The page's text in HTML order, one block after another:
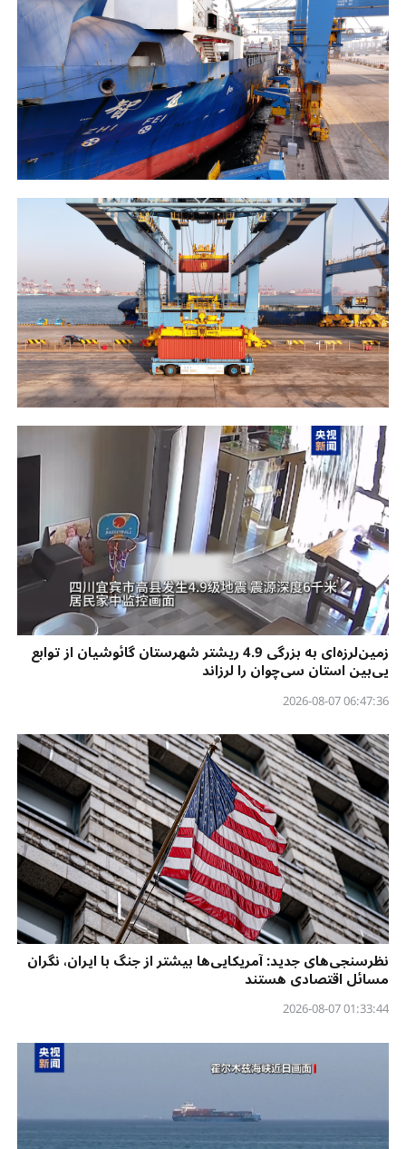
زمین‌لرزه‌ای به بزرگی 4.9 ریشتر شهرستان گائوشیان از توابع
یی‌بین استان سی‌چوان را لرزاند
06:47:36 2026-08-07
نظرسنجی‌‌های جدید: آمریکایی‌ها بیشتر از جنگ با ایران، نگران
مسائل اقتصادی هستند
01:33:44 2026-08-07